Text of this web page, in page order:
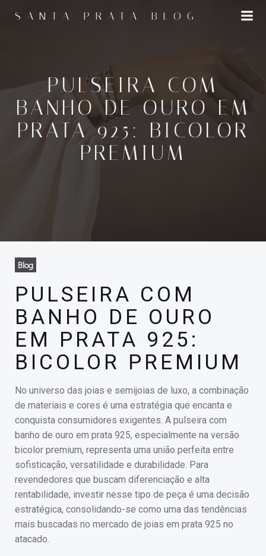
para
SANTA PRATA BLOG
PULSEIRA COM
BANHO DE OURO EM
PRATA 925: BICOLOR
PREMIUM
Blog
PULSEIRA COM
BANHO DE OURO
EM PRATA 925:
BICOLOR PREMIUM
No universo das joias e semijoias de luxo, a combinação
de materiais e cores é uma estratégia que encanta e
conquista consumidores exigentes. A pulseira com
banho de ouro em prata 925, especialmente na versão
bicolor premium, representa uma união perfeita entre
sofisticação, versatilidade e durabilidade. Para
revendedores que buscam diferenciação e alta
rentabilidade, investir nesse tipo de peça é uma decisão
estratégica, consolidando-se como uma das tendências
mais buscadas no mercado de joias em prata 925 no
atacado.